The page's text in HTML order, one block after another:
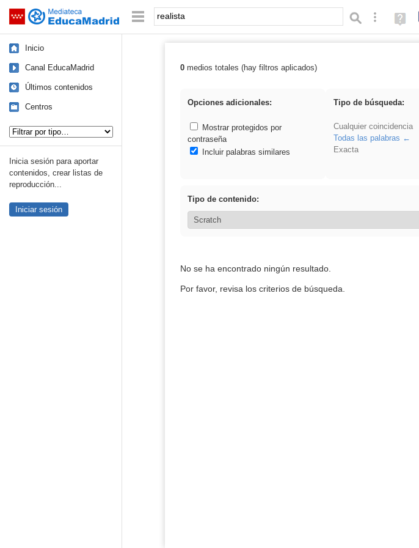
Saltar navegación Palabra o frase: BúsquedaAyuda
(en
Inicio
Canal EducaMadrid
Últimos contenidos
Centros
Inicia sesión para aportar
contenidos, crear listas de
reproducción...
Iniciar sesión
Resultados de: realista
0medios totales (hay filtros aplicados)
Opciones adicionales:
Mostrar protegidos por
contraseña
Incluir palabras similares
Tipo de búsqueda:
Cualquier coincidencia
Todas las palabras
Exacta
Tipo de contenido:
No se ha encontrado ningún resultado.
Por favor, revisa los criterios de búsqueda.